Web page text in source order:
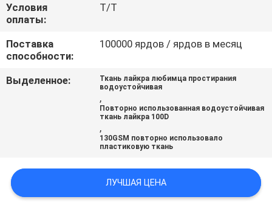
COMPANY
NEWS
КАРТА
Условия
оплаты:
Т/Т
Поставка
способности:
100000 ярдов / ярдов в месяц
Выделенное:
Ткань лайкра любимца простирания
водоустойчивая
,
Повторно использованная водоустойчивая
ткань лайкра 100D
,
130GSM повторно использовало
пластиковую ткань
ЛУЧШАЯ ЦЕНА